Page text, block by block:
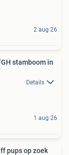
2 aug 26
stamboom in
Details
1 aug 26
pups op zoek